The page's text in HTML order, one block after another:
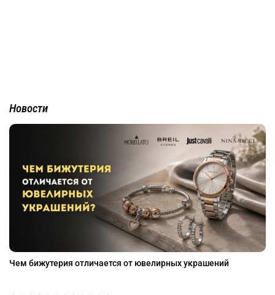
Новости
Чем бижутерия отличается от ювелирных украшений